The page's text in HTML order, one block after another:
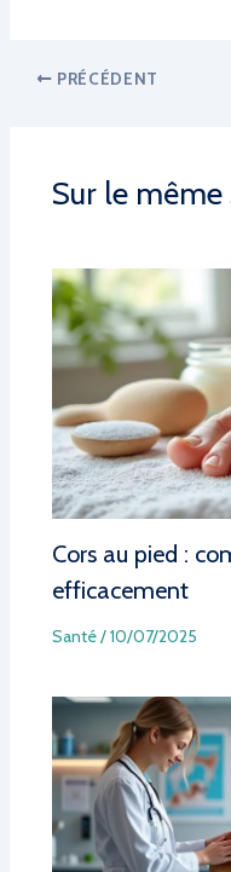
PRÉCÉDENT
Sur le même
Cors au pied :
efficacement
Santé/10/07/2025